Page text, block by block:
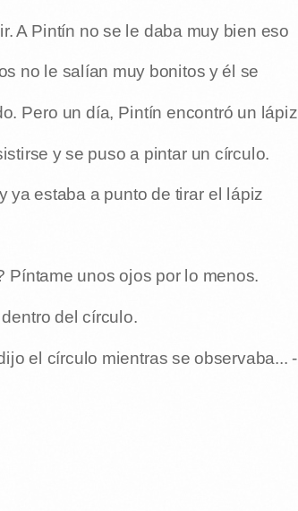
A Pintín no se le daba muy bien eso
no le salían muy bonitos y él se
Pero un día, Pintín encontró un lápiz
y se puso a pintar un círculo.
ya estaba a punto de tirar el lápiz
Píntame unos ojos por lo menos.
del círculo.
el círculo mientras se observaba... -